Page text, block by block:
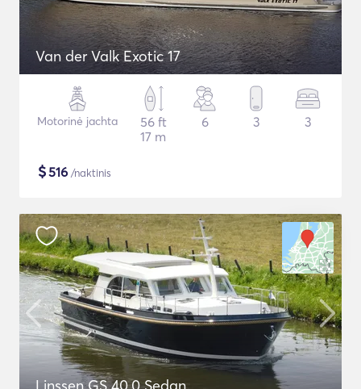
Van der Valk Exotic 17
Motorinė jachta
56 ft
17 m
6 3 3
$516 /naktinis